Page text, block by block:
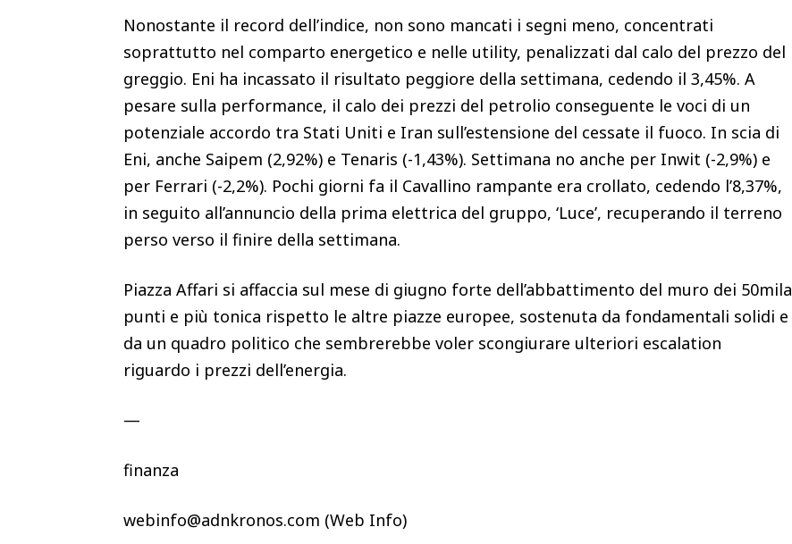
Nonostante il record dell’indice, non sono mancati i segni meno, concentrati
soprattutto nel comparto energetico e nelle utility, penalizzati dal calo del prezzo del
greggio. Eni ha incassato il risultato peggiore della settimana, cedendo il 3,45%. A
pesare sulla performance, il calo dei prezzi del petrolio conseguente le voci di un
potenziale accordo tra Stati Uniti e Iran sull’estensione del cessate il fuoco. In scia di
Eni, anche Saipem (2,92%) e Tenaris (-1,43%). Settimana no anche per Inwit (-2,9%) e
per Ferrari (-2,2%). Pochi giorni fa il Cavallino rampante era crollato, cedendo l’8,37%,
in seguito all’annuncio della prima elettrica del gruppo, ‘Luce’, recuperando il terreno
perso verso il finire della settimana.
Piazza Affari si affaccia sul mese di giugno forte dell’abbattimento del muro dei 50mila
punti e più tonica rispetto le altre piazze europee, sostenuta da fondamentali solidi e
da un quadro politico che sembrerebbe voler scongiurare ulteriori escalation
riguardo i prezzi dell’energia.
—
finanza
webinfo@adnkronos.com (Web Info)